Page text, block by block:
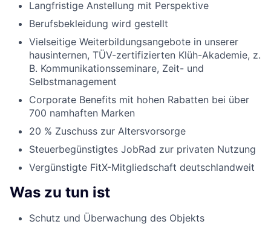
Langfristige Anstellung mit Perspektive
Berufsbekleidung wird gestellt
Vielseitige Weiterbildungsangebote in unserer
hausinternen, TÜV-zertifizierten Klüh-Akademie, z.
B. Kommunikationsseminare, Zeit- und
Selbstmanagement
Corporate Benefits mit hohen Rabatten bei über
700 namhaften Marken
20 % Zuschuss zur Altersvorsorge
Steuerbegünstigtes JobRad zur privaten Nutzung
Vergünstigte FitX-Mitgliedschaft deutschlandweit
Was zu tun ist
Schutz und Überwachung des Objekts